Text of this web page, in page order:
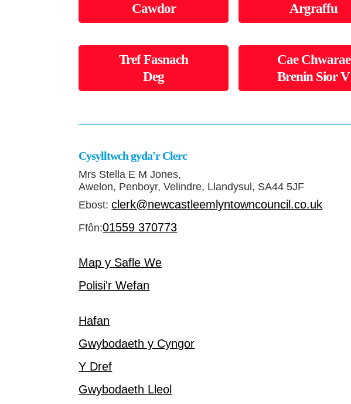
Cawdor
Argraffu
Tref Fasnach
Deg
Cae Chwarae
Brenin Sior V
Cysylltwch gyda'r Clerc
Mrs Stella E M Jones,
Awelon, Penboyr, Velindre, Llandysul, SA44 5JF
Ebost:clerk@newcastleemlyntowncouncil.co.uk
Ffôn:01559 370773
Map y Safle We
Polisi'r Wefan
Hafan
Gwybodaeth y Cyngor
Y Dref
Gwybodaeth Lleol